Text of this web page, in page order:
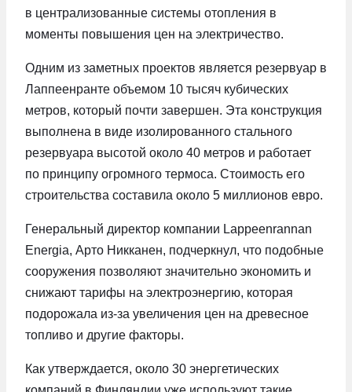
в централизованные системы отопления в
моменты повышения цен на электричество.
Одним из заметных проектов является резервуар в
Лаппеенранте объемом 10 тысяч кубических
метров, который почти завершен. Эта конструкция
выполнена в виде изолированного стального
резервуара высотой около 40 метров и работает
по принципу огромного термоса. Стоимость его
строительства составила около 5 миллионов евро.
Генеральный директор компании Lappeenrannan
Energia, Арто Никканен, подчеркнул, что подобные
сооружения позволяют значительно экономить и
снижают тарифы на электроэнергию, которая
подорожала из-за увеличения цен на древесное
топливо и другие факторы.
Как утверждается, около 30 энергетических